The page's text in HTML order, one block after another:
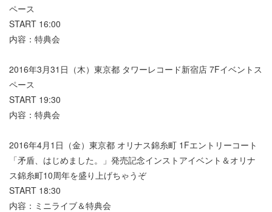
ペース
START 16:00
内容：特典会
2016年3月31日（木）東京都 タワーレコード新宿店 7Fイベントス
ペース
START 19:30
内容：特典会
2016年4月1日（金）東京都 オリナス錦糸町 1Fエントリーコート
「矛盾、はじめました。」発売記念インストアイベント＆オリナ
ス錦糸町10周年を盛り上げちゃうぞ
START 18:30
内容：ミニライブ＆特典会